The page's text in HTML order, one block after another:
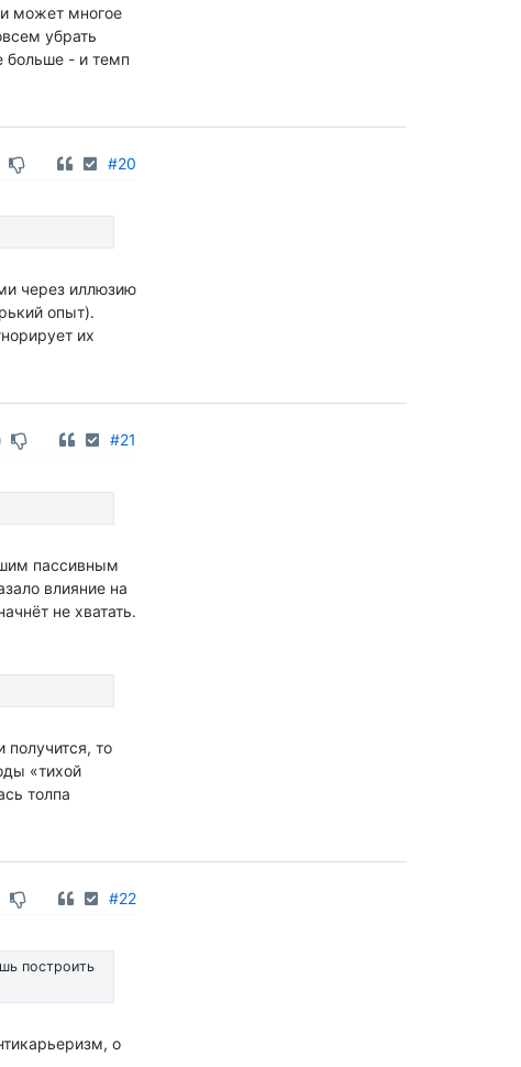
может многое
убрать
больше - и темп
#20
через иллюзию
опыт).
их
#21
пассивным
влияние на
не хватать.
то
«тихой
толпа
#22
построить
о